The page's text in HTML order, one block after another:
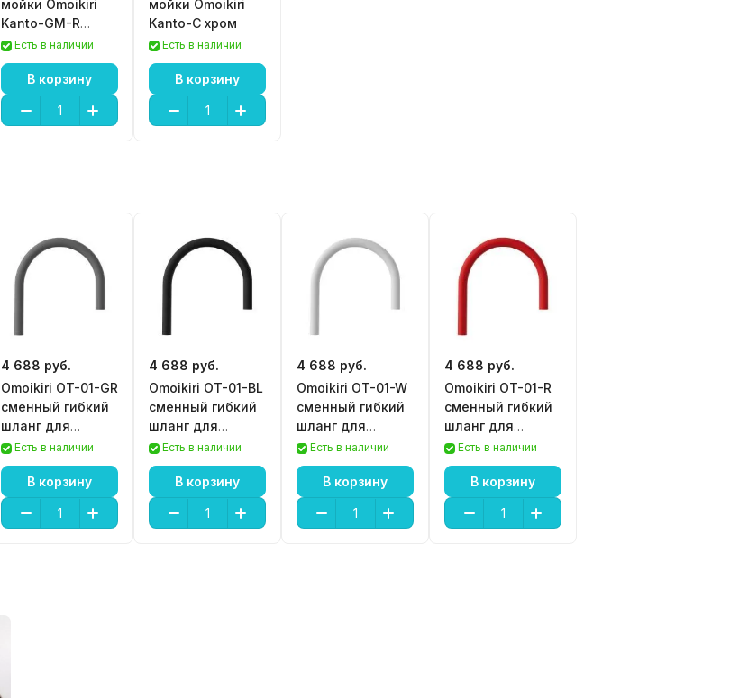
мойки Omoikiri
Kanto-GM-R
вороненая сталь
Есть в наличии
В корзину
мойки Omoikiri
Kanto-C хром
Есть в наличии
В корзину
4 688 руб.
Omoikiri OT-01-GR
сменный гибкий
шланг для
смесителя Kanto
Есть в наличии
В корзину
4 688 руб.
Omoikiri OT-01-BL
сменный гибкий
шланг для
смесителя Kanto
Есть в наличии
В корзину
4 688 руб.
Omoikiri OT-01-W
сменный гибкий
шланг для
смесителя Kanto
Есть в наличии
В корзину
4 688 руб.
Omoikiri OT-01-R
сменный гибкий
шланг для
смесителя Kanto
Есть в наличии
В корзину